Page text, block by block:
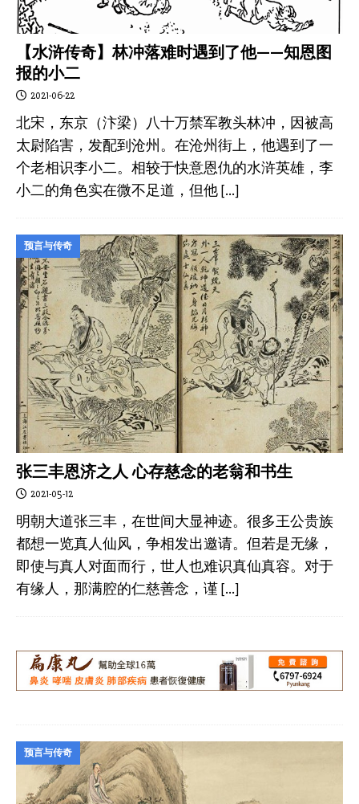
【水浒传奇】林冲落难时遇到了他——知恩图
报的小二
2021-06-22
北宋，东京（汴梁）八十万禁军教头林冲，因被高
太尉陷害，发配到沧州。在沧州街上，他遇到了一
个老相识李小二。相较于快意恩仇的水浒英雄，李
小二的角色实在微不足道，但他[…]
预言与传奇
张三丰恩济之人 心存慈念的老翁和书生
2021-05-12
明朝大道张三丰，在世间大显神迹。很多王公贵族
都想一览真人仙风，争相发出邀请。但若是无缘，
即使与真人对面而行，世人也难识真仙真容。对于
有缘人，那满腔的仁慈善念，谨[…]
预言与传奇